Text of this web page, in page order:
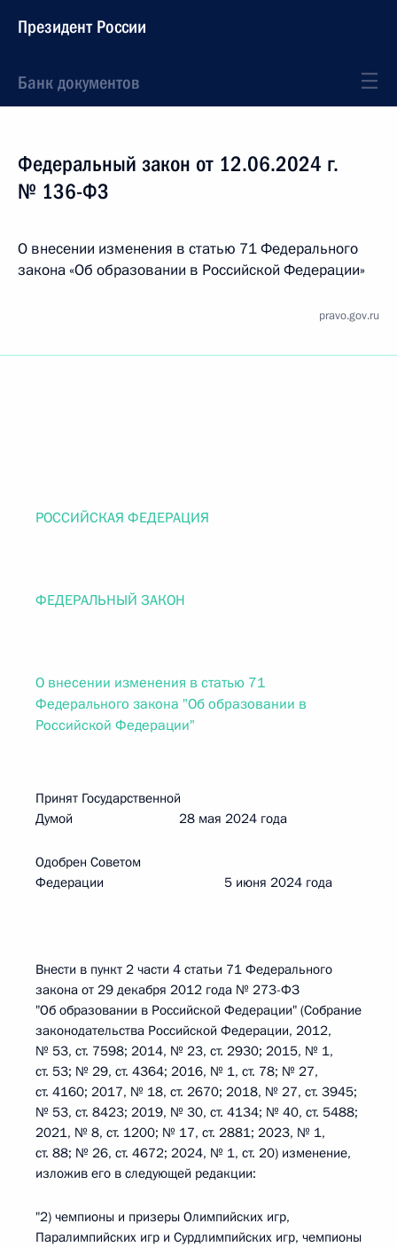
Президент России
Банк документов
Федеральный закон от 12.06.2024 г.
№ 136-ФЗ
О внесении изменения в статью 71 Федерального
закона «Об образовании в Российской Федерации»
pravo.gov.ru
РОССИЙСКАЯ ФЕДЕРАЦИЯ
ФЕДЕРАЛЬНЫЙ ЗАКОН
О внесении изменения в статью 71
Федерального закона "Об образовании в
Российской Федерации"
Принят Государственной
Думой 28 мая 2024 года
Одобрен Советом
Федерации 5 июня 2024 года
Внести в пункт 2 части 4 статьи 71 Федерального
закона от 29 декабря 2012 года № 273-ФЗ
"Об образовании в Российской Федерации" (Собрание
законодательства Российской Федерации, 2012,
№ 53, ст. 7598; 2014, № 23, ст. 2930; 2015, № 1,
ст. 53; № 29, ст. 4364; 2016, № 1, ст. 78; № 27,
ст. 4160; 2017, № 18, ст. 2670; 2018, № 27, ст. 3945;
№ 53, ст. 8423; 2019, № 30, ст. 4134; № 40, ст. 5488;
2021, № 8, ст. 1200; № 17, ст. 2881; 2023, № 1,
ст. 88; № 26, ст. 4672; 2024, № 1, ст. 20) изменение,
изложив его в следующей редакции:
"2) чемпионы и призеры Олимпийских игр,
Паралимпийских игр и Сурдлимпийских игр, чемпионы